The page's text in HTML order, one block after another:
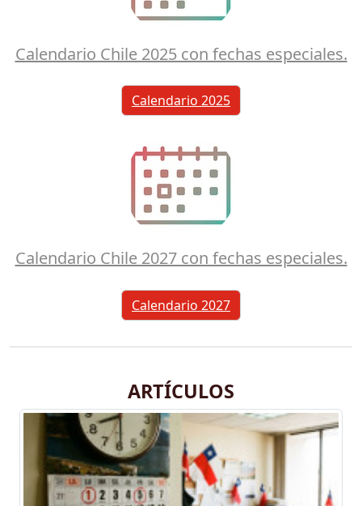
Calendario Chile 2025 con fechas especiales.
Calendario 2025
Calendario Chile 2027 con fechas especiales.
Calendario 2027
ARTÍCULOS